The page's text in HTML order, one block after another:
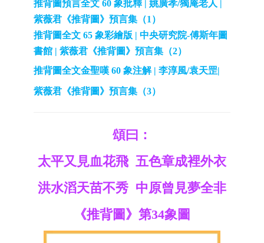
推背圖預言全文 60 象批釋 | 姚廣孝/獨庵老人 |
紫薇君《推背圖》預言集（1）
推背圖全文 65 象彩繪版 | 中央研究院-傅斯年圖
書館 | 紫薇君《推背圖》預言集（2）
推背圖全文金聖嘆 60 象注解 | 李淳風/袁天罡|
紫薇君《推背圖》預言集（3）
頌曰：
太平又見血花飛 五色章成裡外衣
洪水滔天苗不秀 中原曾見夢全非
《推背圖》第34象圖